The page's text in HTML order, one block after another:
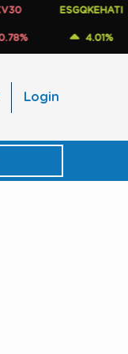
ESGQKEHATI
4.01%
Login